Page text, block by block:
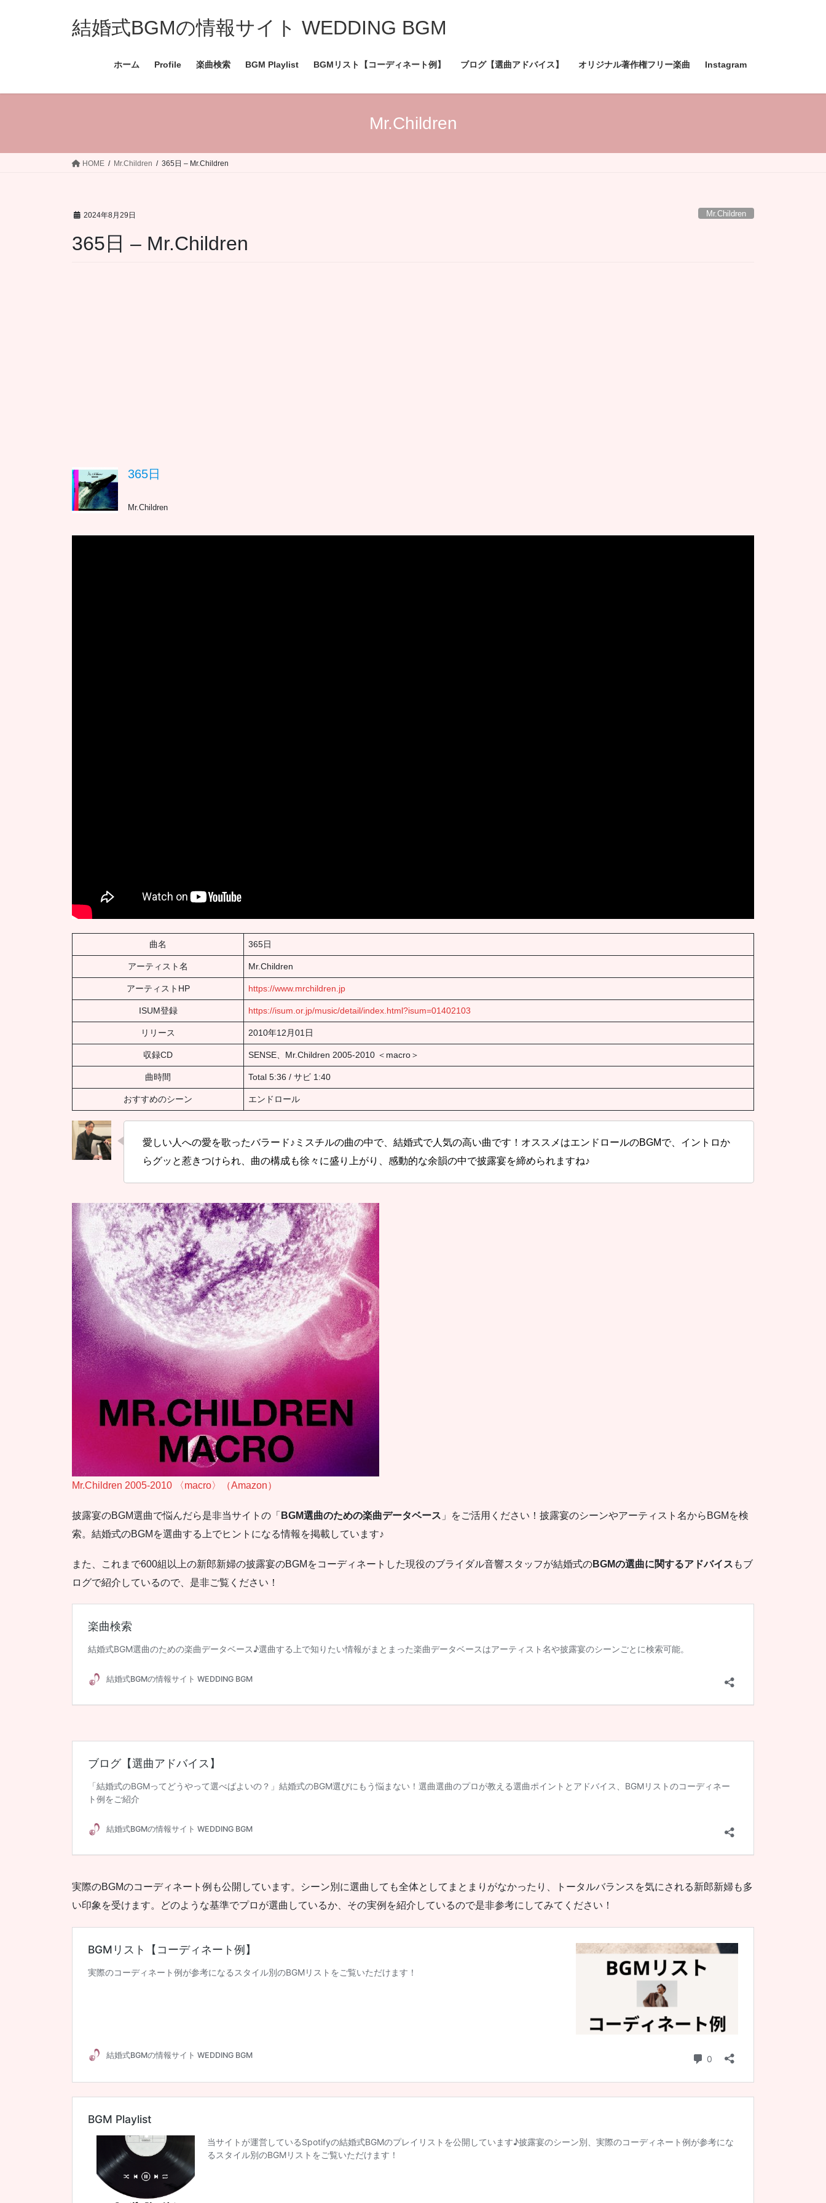
ス
ン
結婚式BGMの情報サイト WEDDING BGM
ホーム Profile 楽曲検索 BGM Playlist BGMリスト【コーディネート例】 ブログ【選曲アドバイス】 オリジナル著作権フリー楽曲 Instagram
Mr.Children
HOME Mr.Children 365日 – Mr.Children
2024年8月29日 Mr.Children
365日 – Mr.Children
365日
Mr.Children
曲名 365日
アーティスト名 Mr.Children
アーティストHP https://www.mrchildren.jp
ISUM登録 https://isum.or.jp/music/detail/index.html?isum=01402103
リリース 2010年12月01日
収録CD SENSE、Mr.Children 2005-2010 ＜macro＞
曲時間 Total 5:36 / サビ 1:40
おすすめのシーン エンドロール
愛しい人への愛を歌ったバラード♪ミスチルの曲の中で、結婚式で人気の高い曲です！オススメはエンドロールのBGMで、イントロか
らグッと惹きつけられ、曲の構成も徐々に盛り上がり、感動的な余韻の中で披露宴を締められますね♪
Mr.Children 2005-2010 〈macro〉（Amazon）
披露宴のBGM選曲で悩んだら是非当サイトの「 BGM選曲のための楽曲データベース 」をご活用ください！披露宴のシーンやアーティスト名からBGMを検
索。結婚式のBGMを選曲する上でヒントになる情報を掲載しています♪
また、これまで600組以上の新郎新婦の披露宴のBGMをコーディネートした現役のブライダル音響スタッフが結婚式のBGMの選曲に関するアドバイス もブ
ログで紹介しているので、是非ご覧ください！
実際のBGMのコーディネート例も公開しています。シーン別に選曲しても全体としてまとまりがなかったり、トータルバランスを気にされる新郎新婦も多
い印象を受けます。どのような基準でプロが選曲しているか、その実例を紹介しているので是非参考にしてみてください！